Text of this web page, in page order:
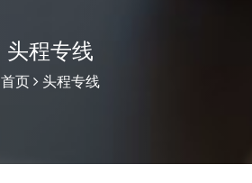
头程专线
首页 头程专线